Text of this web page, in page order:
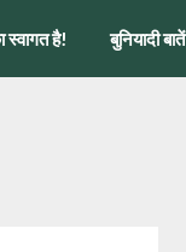
है! बुनियादी बातें